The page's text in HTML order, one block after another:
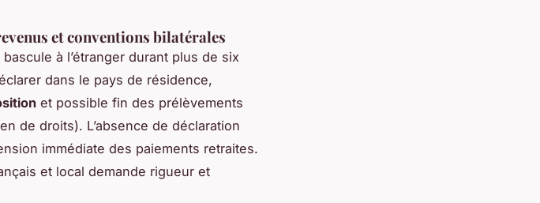
et conventions bilatérales
à l’étranger durant plus de six
dans le pays de résidence,
et possible fin des prélèvements
de droits). L’absence de déclaration
immédiate des paiements retraites.
et local demande rigueur et